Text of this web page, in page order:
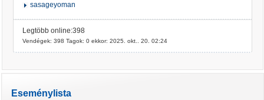
sasageyoman
Legtöbb online:398
Vendégek: 398 Tagok: 0 ekkor: 2025. okt.. 20. 02:24
Eseménylista